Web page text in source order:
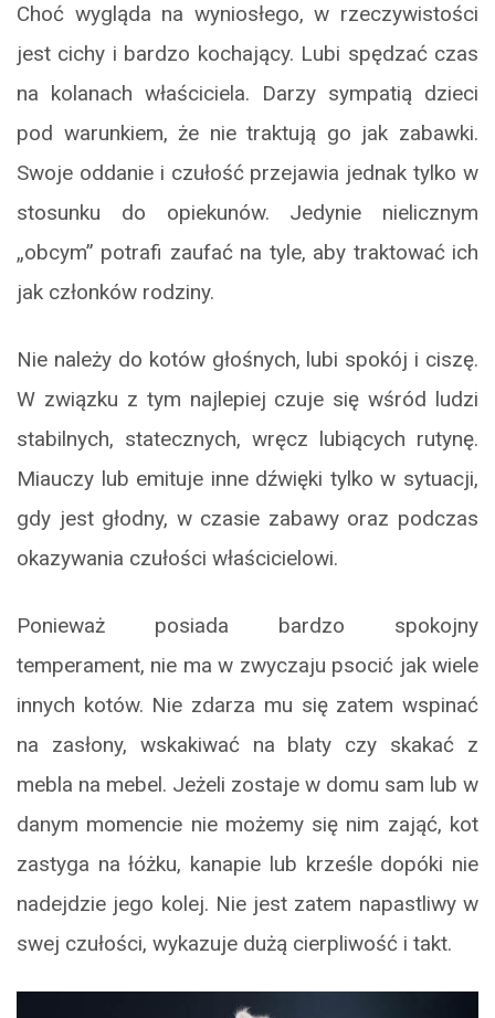
Choć wygląda na wyniosłego, w rzeczywistości
jest cichy i bardzo kochający. Lubi spędzać czas
na kolanach właściciela. Darzy sympatią dzieci
pod warunkiem, że nie traktują go jak zabawki.
Swoje oddanie i czułość przejawia jednak tylko w
stosunku do opiekunów. Jedynie nielicznym
„obcym” potrafi zaufać na tyle, aby traktować ich
jak członków rodziny.
Nie należy do kotów głośnych, lubi spokój i ciszę.
W związku z tym najlepiej czuje się wśród ludzi
stabilnych, statecznych, wręcz lubiących rutynę.
Miauczy lub emituje inne dźwięki tylko w sytuacji,
gdy jest głodny, w czasie zabawy oraz podczas
okazywania czułości właścicielowi.
Ponieważ posiada bardzo spokojny
temperament, nie ma w zwyczaju psocić jak wiele
innych kotów. Nie zdarza mu się zatem wspinać
na zasłony, wskakiwać na blaty czy skakać z
mebla na mebel. Jeżeli zostaje w domu sam lub w
danym momencie nie możemy się nim zająć, kot
zastyga na łóżku, kanapie lub krześle dopóki nie
nadejdzie jego kolej. Nie jest zatem napastliwy w
swej czułości, wykazuje dużą cierpliwość i takt.